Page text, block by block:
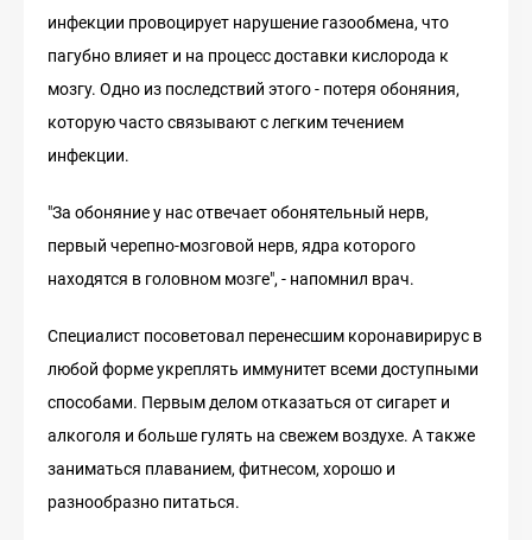
инфекции провоцирует нарушение газообмена, что
пагубно влияет и на процесс доставки кислорода к
мозгу. Одно из последствий этого - потеря обоняния,
которую часто связывают с легким течением
инфекции.
"За обоняние у нас отвечает обонятельный нерв,
первый черепно-мозговой нерв, ядра которого
находятся в головном мозге", - напомнил врач.
Специалист посоветовал перенесшим коронавирирус в
любой форме укреплять иммунитет всеми доступными
способами. Первым делом отказаться от сигарет и
алкоголя и больше гулять на свежем воздухе. А также
заниматься плаванием, фитнесом, хорошо и
разнообразно питаться.